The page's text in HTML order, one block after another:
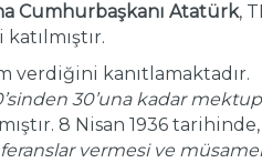
Cumhurbaşkanı Atatürk,
verdiğini kanıtlamaktadır.
30’una kadar
8 Nisan 1936 tarihinde,
vermesi ve